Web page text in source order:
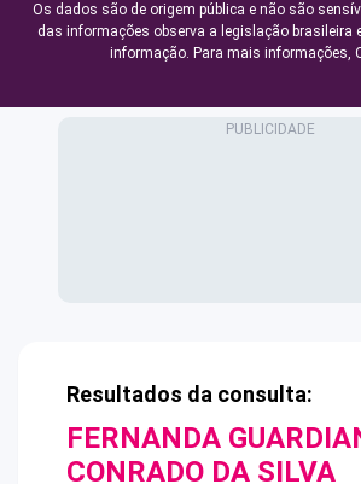
Os dados são de origem pública e não são
das informações observa a legislação brasileira
informação. Para mais informações,
Resultados da consulta:
FERNANDA
CONRADO DA SILVA